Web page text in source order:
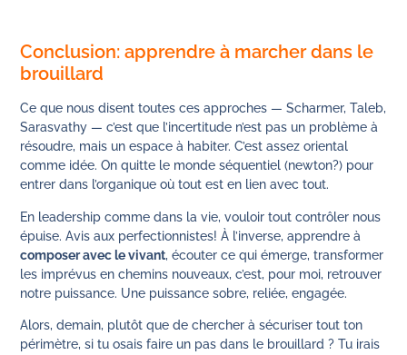
Conclusion: apprendre à marcher dans le
brouillard
Ce que nous disent toutes ces approches — Scharmer, Taleb,
Sarasvathy — c’est que l’incertitude n’est pas un problème à
résoudre, mais un espace à habiter. C’est assez oriental
comme idée. On quitte le monde séquentiel (newton?) pour
entrer dans l’organique où tout est en lien avec tout.
En leadership comme dans la vie, vouloir tout contrôler nous
épuise. Avis aux perfectionnistes! À l’inverse, apprendre à
composer avec le vivant, écouter ce qui émerge, transformer
les imprévus en chemins nouveaux, c’est, pour moi, retrouver
notre puissance. Une puissance sobre, reliée, engagée.
Alors, demain, plutôt que de chercher à sécuriser tout ton
périmètre, si tu osais faire un pas dans le brouillard ? Tu irais